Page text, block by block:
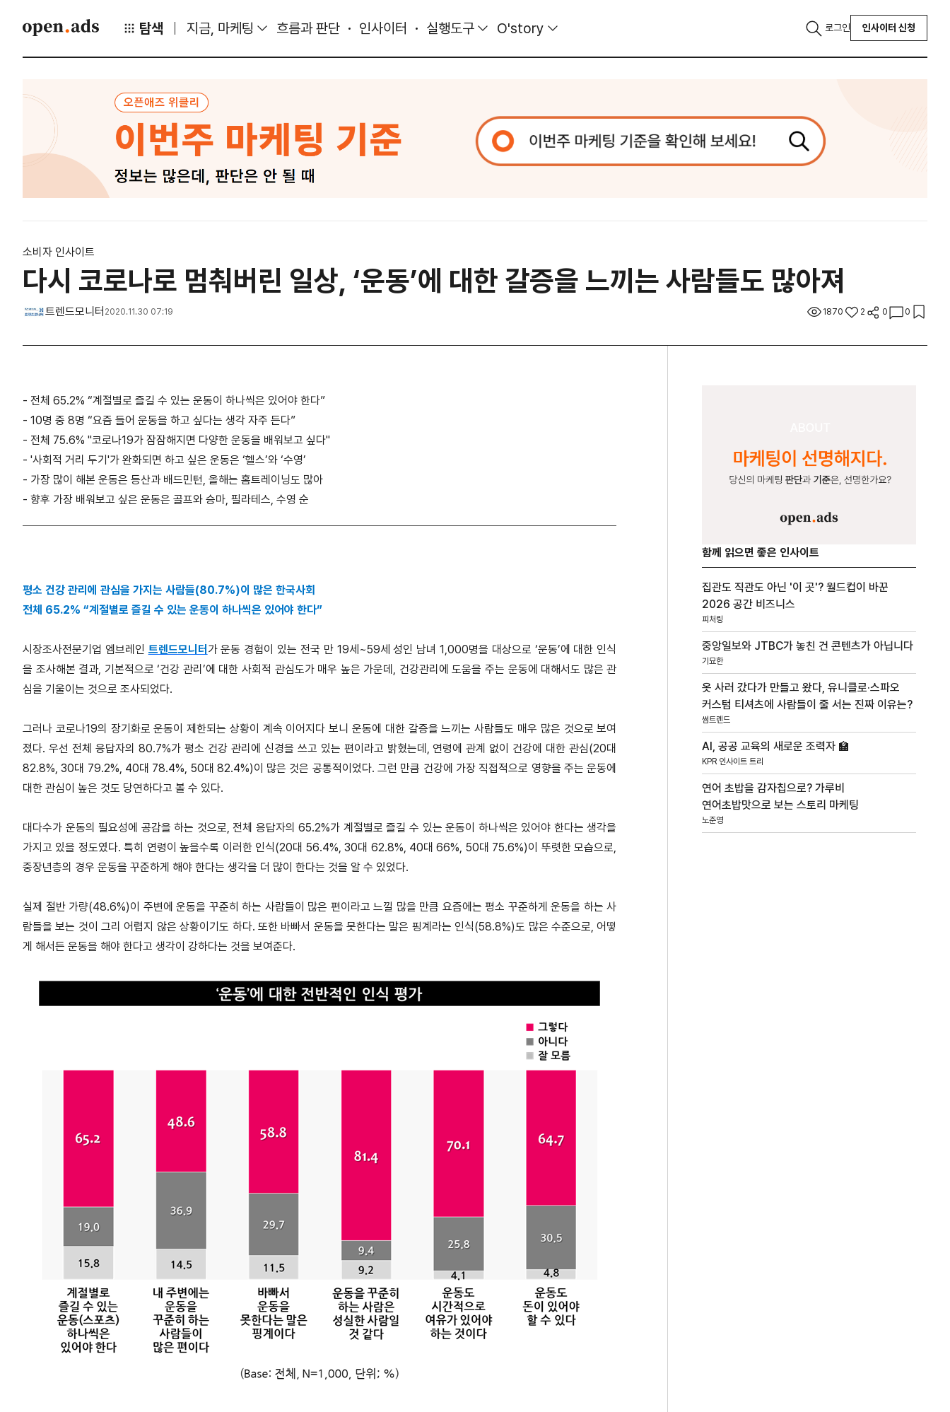
탐색 지금, 마케팅 흐름과 판단 인사이터 실행도구 O'story 로그인 인사이터 신청
소비자 인사이트
다시 코로나로 멈춰버린 일상, ‘운동’에 대한 갈증을 느끼는 사람들도 많아져
트렌드모니터 2020.11.30 07:19 1870 2 0 0
- 전체 65.2% “계절별로 즐길 수 있는 운동이 하나씩은 있어야 한다”
- 10명 중 8명 “요즘 들어 운동을 하고 싶다는 생각 자주 든다”
- 전체 75.6% "코로나19가 잠잠해지면 다양한 운동을 배워보고 싶다"
- '사회적 거리 두기'가 완화되면 하고 싶은 운동은 ‘헬스’와 ‘수영’
- 가장 많이 해본 운동은 등산과 배드민턴, 올해는 홈트레이닝도 많아
- 향후 가장 배워보고 싶은 운동은 골프와 승마, 필라테스, 수영 순
평소 건강 관리에 관심을 가지는 사람들(80.7%)이 많은 한국사회
전체 65.2% “계절별로 즐길 수 있는 운동이 하나씩은 있어야 한다”
시장조사전문기업 엠브레인 트렌드모니터 가 운동 경험이 있는 전국 만 19세~59세 성인 남녀 1,000명을 대상으로 ‘운동’에 대한 인식
을 조사해본 결과, 기본적으로 ‘건강 관리’에 대한 사회적 관심도가 매우 높은 가운데, 건강관리에 도움을 주는 운동에 대해서도 많은 관
심을 기울이는 것으로 조사되었다.
그러나 코로나19의 장기화로 운동이 제한되는 상황이 계속 이어지다 보니 운동에 대한 갈증을 느끼는 사람들도 매우 많은 것으로 보여
졌다. 우선 전체 응답자의 80.7%가 평소 건강 관리에 신경을 쓰고 있는 편이라고 밝혔는데, 연령에 관계 없이 건강에 대한 관심(20대
82.8%, 30대 79.2%, 40대 78.4%, 50대 82.4%)이 많은 것은 공통적이었다. 그런 만큼 건강에 가장 직접적으로 영향을 주는 운동에
대한 관심이 높은 것도 당연하다고 볼 수 있다.
대다수가 운동의 필요성에 공감을 하는 것으로, 전체 응답자의 65.2%가 계절별로 즐길 수 있는 운동이 하나씩은 있어야 한다는 생각을
가지고 있을 정도였다. 특히 연령이 높을수록 이러한 인식(20대 56.4%, 30대 62.8%, 40대 66%, 50대 75.6%)이 뚜렷한 모습으로,
중장년층의 경우 운동을 꾸준하게 해야 한다는 생각을 더 많이 한다는 것을 알 수 있었다.
실제 절반 가량(48.6%)이 주변에 운동을 꾸준히 하는 사람들이 많은 편이라고 느낄 많을 만큼 요즘에는 평소 꾸준하게 운동을 하는 사
람들을 보는 것이 그리 어렵지 않은 상황이기도 하다. 또한 바빠서 운동을 못한다는 말은 핑계라는 인식(58.8%)도 많은 수준으로, 어떻
게 해서든 운동을 해야 한다고 생각이 강하다는 것을 보여준다.
함께 읽으면 좋은 인사이트
집관도 직관도 아닌 '이 곳'? 월드컵이 바꾼
2026 공간 비즈니스
피처링
중앙일보와 JTBC가 놓친 건 콘텐츠가 아닙니다
기묘한
옷 사러 갔다가 만들고 왔다, 유니클로·스파오
커스텀 티셔츠에 사람들이 줄 서는 진짜 이유는?
썸트렌드
AI, 공공 교육의 새로운 조력자 🏫
KPR 인사이트 트리
연어 초밥을 감자칩으로? 가루비
연어초밥맛으로 보는 스토리 마케팅
노준영